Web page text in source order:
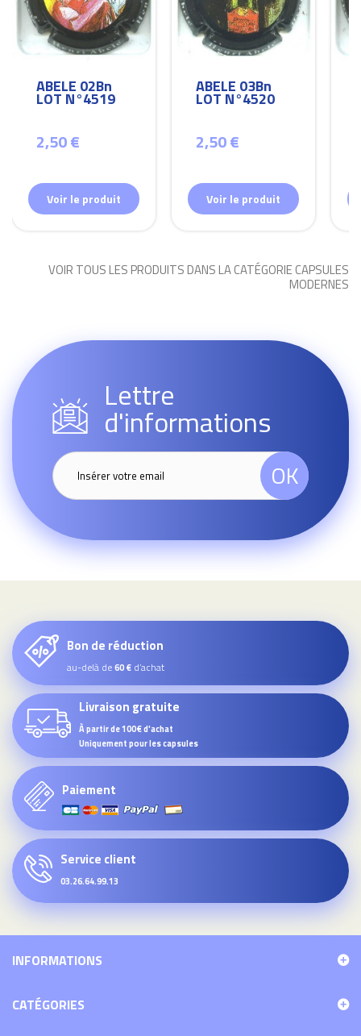
ABELE 02Bn
LOT N°4519
2,50 €
Voir le produit
ABELE 03Bn
LOT N°4520
2,50 €
Voir le produit
VOIR TOUS LES PRODUITS DANS LA CATÉGORIE CAPSULES
MODERNES
Lettre
d'informations
OK
Bon de réduction
au-delà de60 € d’achat
Livraison gratuite
À partir de 100€ d'achat
Uniquement pour les capsules
Paiement
Service client
03.26.64.99.13
INFORMATIONS
CATÉGORIES